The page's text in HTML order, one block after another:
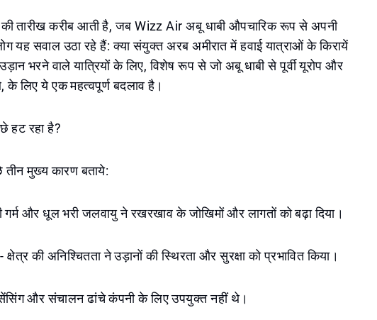
तारीख करीब आती है, जब Wizz Air अबू धाबी औपचारिक रूप से अपनी
यह सवाल उठा रहे हैं: क्या संयुक्त अरब अमीरात में हवाई यात्राओं के किरायें
भरने वाले यात्रियों के लिए, विशेष रूप से जो अबू धाबी से पूर्वी यूरोप और
के लिए ये एक महत्वपूर्ण बदलाव है।
हट रहा है?
मुख्य कारण बताये:
गर्म और धूल भरी जलवायु ने रखरखाव के जोखिमों और लागतों को बढ़ा दिया।
की अनिश्चितता ने उड़ानों की स्थिरता और सुरक्षा को प्रभावित किया।
और संचालन ढांचे कंपनी के लिए उपयुक्त नहीं थे।